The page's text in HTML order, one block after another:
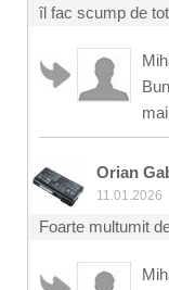
îl fac scump de
Orian
11.01.2026
Foarte multumit